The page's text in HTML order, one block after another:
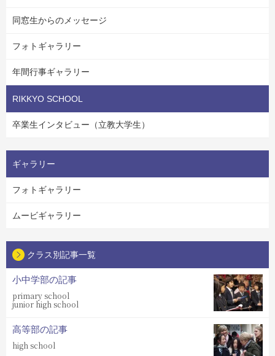
同窓生からのメッセージ
フォトギャラリー
年間行事ギャラリー
RIKKYO SCHOOL
卒業生インタビュー（立教大学生）
ギャラリー
フォトギャラリー
ムービギャラリー
クラス別記事一覧
小中学部の記事
primary school
junior high school
高等部の記事
high school